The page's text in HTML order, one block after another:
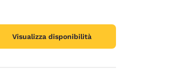
Visualizza disponibilità